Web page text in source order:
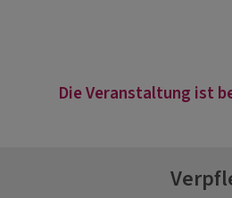
Die Veranstaltung ist